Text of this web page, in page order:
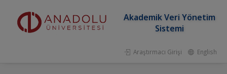
Akademik Veri Yönetim
Sistemi
Araştırmacı Girişi English